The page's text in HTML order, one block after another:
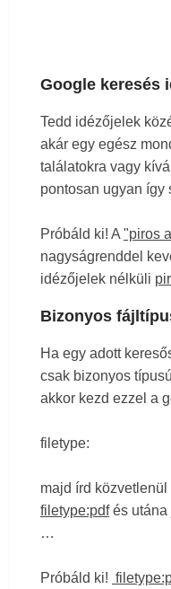
Google keresés
Tedd idézőjelek
akár egy egész
találatokra vagy
pontosan ugyan így
Próbáld ki! A "piros
nagyságrenddel
idézőjelek nélküli
Bizonyos
Ha egy adott
csak bizonyos
akkor kezd ezzel a
filetype:
majd írd közvetlenül
filetype:pdfés utána
…
Próbáld ki!